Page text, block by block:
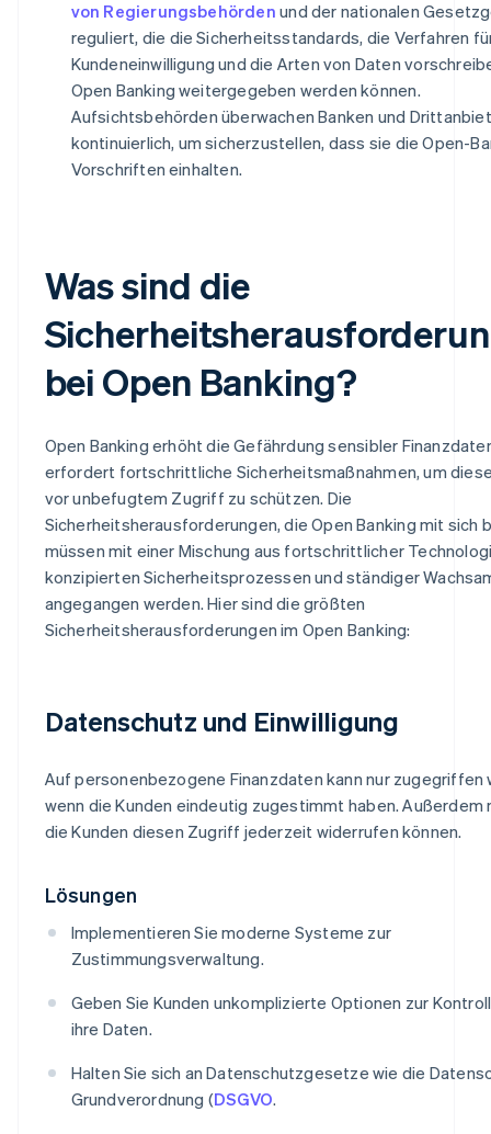
von Regierungsbehörden und der nationalen
reguliert, die die Sicherheitsstandards, die Verfahren
Kundeneinwilligung und die Arten von Daten
Open Banking weitergegeben werden können.
Aufsichtsbehörden überwachen Banken und
kontinuierlich, um sicherzustellen, dass sie die Open-
Vorschriften einhalten.
Was sind die
bei Open Banking?
Open Banking erhöht die Gefährdung sensibler
erfordert fortschrittliche Sicherheitsmaßnahmen, um
vor unbefugtem Zugriff zu schützen. Die
Sicherheitsherausforderungen, die Open Banking mit sich
müssen mit einer Mischung aus fortschrittlicher
konzipierten Sicherheitsprozessen und ständiger
angegangen werden. Hier sind die größten
Sicherheitsherausforderungen im Open Banking:
Datenschutz und Einwilligung
Auf personenbezogene Finanzdaten kann nur zugegriffen
wenn die Kunden eindeutig zugestimmt haben. Außerdem
die Kunden diesen Zugriff jederzeit widerrufen können.
Lösungen
Implementieren Sie moderne Systeme zur
Zustimmungsverwaltung.
Geben Sie Kunden unkomplizierte Optionen zur
ihre Daten.
Halten Sie sich an Datenschutzgesetze wie die
Grundverordnung (DSGVO.